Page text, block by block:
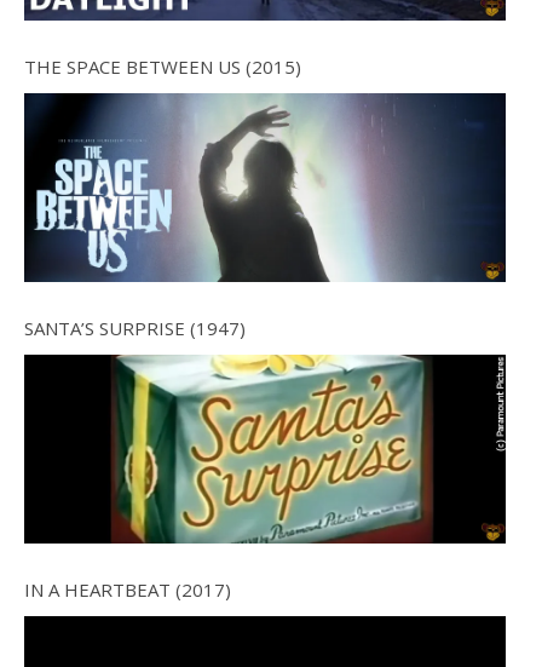
THE SPACE BETWEEN US (2015)
SANTA’S SURPRISE (1947)
IN A HEARTBEAT (2017)